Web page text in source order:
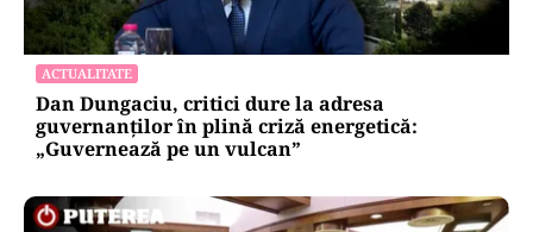
ACTUALITATE
Dan Dungaciu, critici dure la adresa
guvernanților în plină criză energetică:
„Guvernează pe un vulcan”